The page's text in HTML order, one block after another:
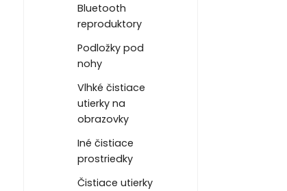
Bluetooth
reproduktory
Podložky pod
nohy
Vlhké čistiace
utierky na
obrazovky
Iné čistiace
prostriedky
Čistiace utierky